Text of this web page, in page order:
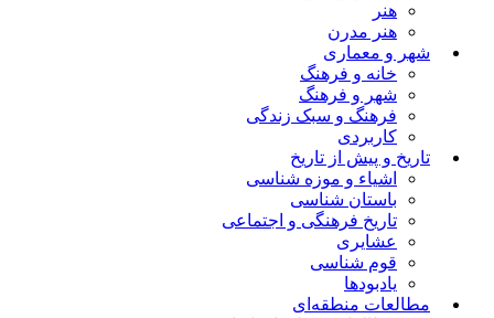
هنر
هنر مدرن
شهر و معماری
خانه و فرهنگ
شهر و فرهنگ
فرهنگ و سبک زندگی
کاربردی
تاریخ و پیش از تاریخ
اشیاء و موزه شناسی
باستان شناسی
تاریخ فرهنگی و اجتماعی
عشایری
قوم شناسی
یادبودها
مطالعات منطقه‌ای